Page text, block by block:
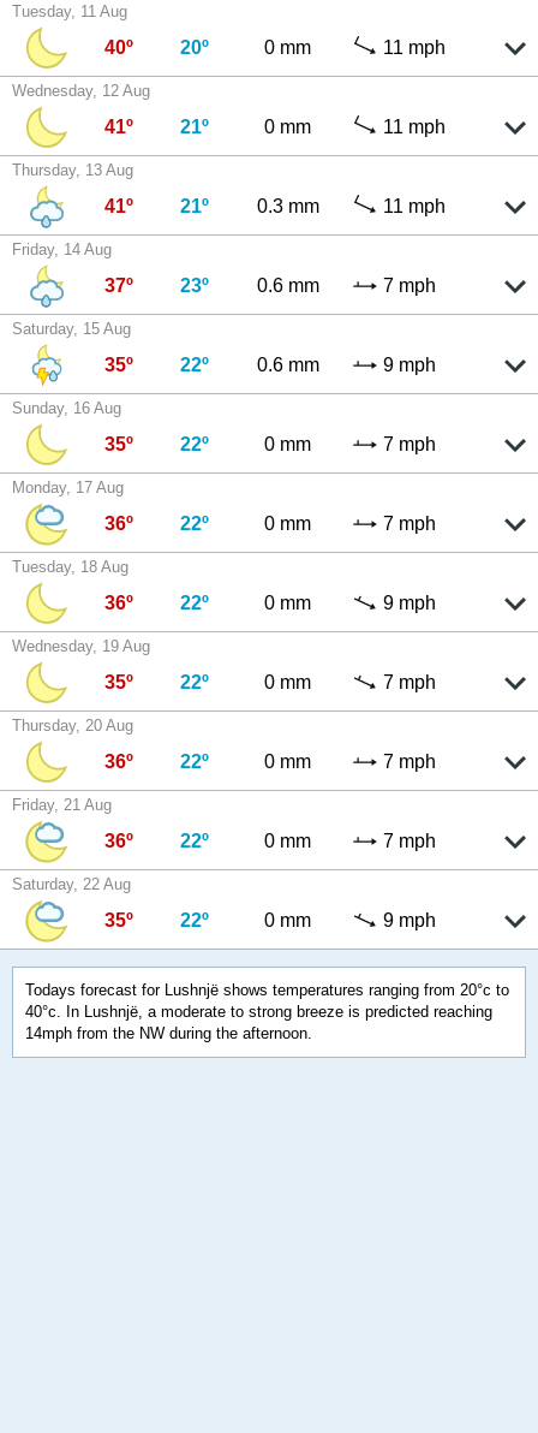
Tuesday, 11 Aug
40º 20º 0 mm 11 mph
Wednesday, 12 Aug
41º 21º 0 mm 11 mph
Thursday, 13 Aug
41º 21º 0.3 mm 11 mph
Friday, 14 Aug
37º 23º 0.6 mm 7 mph
Saturday, 15 Aug
35º 22º 0.6 mm 9 mph
Sunday, 16 Aug
35º 22º 0 mm 7 mph
Monday, 17 Aug
36º 22º 0 mm 7 mph
Tuesday, 18 Aug
36º 22º 0 mm 9 mph
Wednesday, 19 Aug
35º 22º 0 mm 7 mph
Thursday, 20 Aug
36º 22º 0 mm 7 mph
Friday, 21 Aug
36º 22º 0 mm 7 mph
Saturday, 22 Aug
35º 22º 0 mm 9 mph
Todays forecast for Lushnjë shows temperatures ranging from 20°c to
40°c. In Lushnjë, a moderate to strong breeze is predicted reaching
14mph from the NW during the afternoon.